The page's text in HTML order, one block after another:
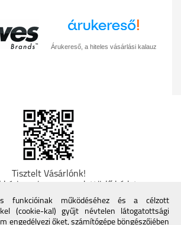
Árukereső, a hiteles vásárlási kalauz
Tisztelt Vásárlónk!
kérje az ingyenes adattörlő kódot
biztonsága érdekében! A Kormány
a kereskedő minden tartós
vásárlásakor köteles ingyenes
funkcióinak működéséhez és a célzott
(cookie-kal) gyűjt névtelen látogatottsági
engedélyezi őket, számítógépe böngészőjében